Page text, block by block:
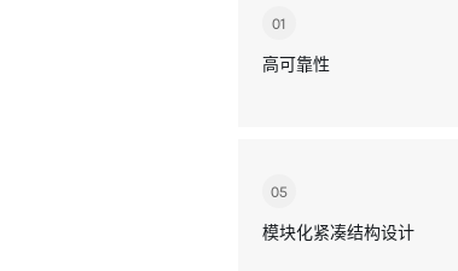
01
高可靠性
05
模块化紧凑结构设计